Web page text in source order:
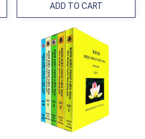
ADD TO CART